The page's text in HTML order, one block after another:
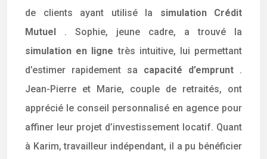
de clients ayant utilisé la simulation Crédit
Mutuel . Sophie, jeune cadre, a trouvé la
simulation en lignetrès intuitive, lui permettant
d’estimer rapidement sa capacité d’emprunt .
Jean-Pierre et Marie, couple de retraités, ont
apprécié le conseil personnalisé en agence pour
affiner leur projet d’investissement locatif. Quant
à Karim, travailleur indépendant, il a pu bénéficier